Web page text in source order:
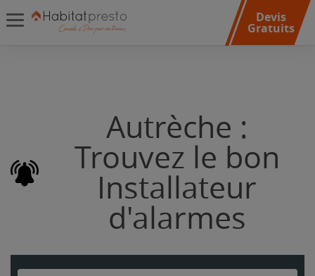
Devis
Gratuits
Autrèche :
Trouvez le bon
Installateur
d'alarmes